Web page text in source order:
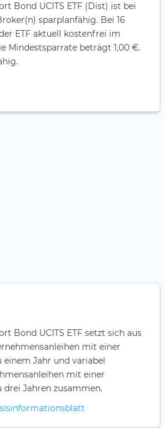
Bond UCITS ETF (Dist) ist bei
sparplanfähig. Bei 16
ETF aktuell kostenfrei im
Mindestsparrate beträgt 1,00 €.
Bond UCITS ETF setzt sich aus
mit einer
einem Jahr und variabel
mit einer
drei Jahren zusammen.